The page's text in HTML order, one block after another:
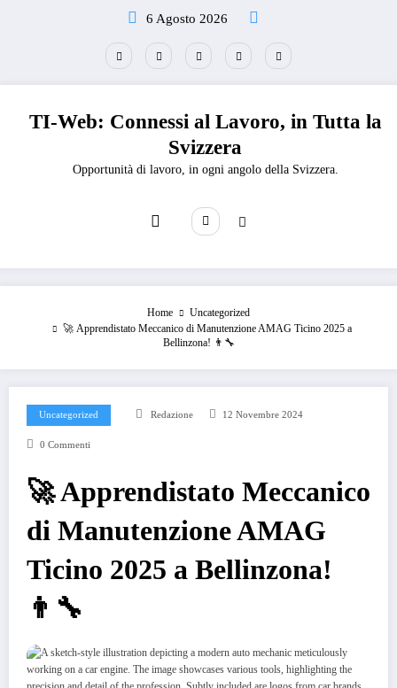
6 Agosto 2026
TI-Web: Connessi al Lavoro, in Tutta la
Svizzera
Opportunità di lavoro, in ogni angolo della Svizzera.
Home
Uncategorized
🚀 Apprendistato Meccanico di Manutenzione AMAG Ticino 2025 a
Bellinzona! 👨‍🔧
Uncategorized Redazione 12 Novembre 2024
0 Commenti
🚀 Apprendistato Meccanico
di Manutenzione AMAG
Ticino 2025 a Bellinzona!
👨‍🔧